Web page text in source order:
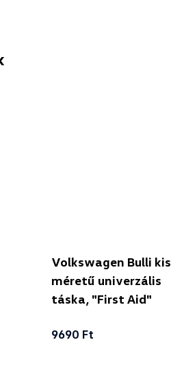
Volkswagen Bulli kis
méretű univerzális
táska, "First Aid"
9690 Ft